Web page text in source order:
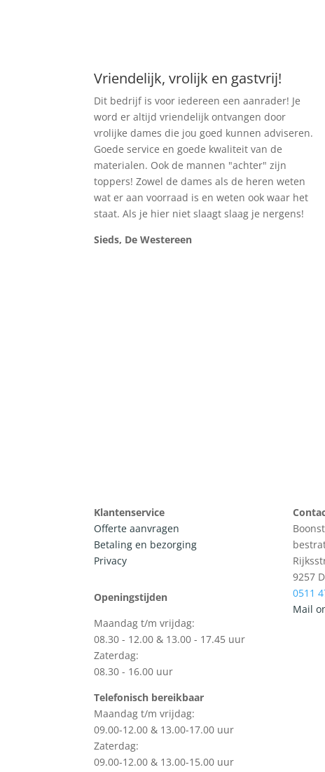
Vriendelijk, vrolijk en gastvrij!
Dit bedrijf is voor iedereen een aanrader! Je
word er altijd vriendelijk ontvangen door
vrolijke dames die jou goed kunnen adviseren.
Goede service en goede kwaliteit van de
materialen. Ook de mannen "achter" zijn
toppers! Zowel de dames als de heren weten
wat er aan voorraad is en weten ook waar het
staat. Als je hier niet slaagt slaag je nergens!
Sieds, De Westereen
Klantenservice
Offerte aanvragen
Betaling en bezorging
Privacy
Openingstijden
Maandag t/m vrijdag:
08.30 - 12.00 & 13.00 - 17.45 uur
Zaterdag:
08.30 - 16.00 uur
Telefonisch bereikbaar
Maandag t/m vrijdag:
09.00-12.00 & 13.00-17.00 uur
Zaterdag:
09.00-12.00 & 13.00-15.00 uur
9257
0511
Mail